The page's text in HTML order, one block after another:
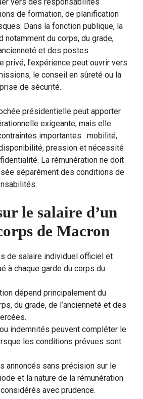
de formation, de planification
Dans la fonction publique, la
notamment du corps, du grade,
et des postes
privé, l’expérience peut ouvrir vers
le conseil en sûreté ou la
de sécurité.
présidentielle peut apporter
exigeante, mais elle
importantes : mobilité,
pression et nécessité
La rémunération ne doit
séparément des conditions de
le salaire d’un
de Macron
de salaire individuel officiel et
à chaque garde du corps du
dépend principalement du
du grade, de l’ancienneté et des
indemnités peuvent compléter le
les conditions prévues sont
annoncés sans précision sur le
et la nature de la rémunération
avec prudence.